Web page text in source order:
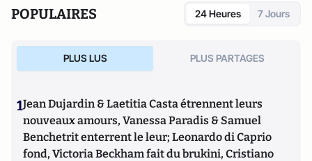
POPULAIRES 24 Heures 7 Jours
PLUS LUS PLUS PARTAGES
1Jean Dujardin & Laetitia Casta étrennent leurs
nouveaux amours, Vanessa Paradis & Samuel
Benchetrit enterrent le leur; Leonardo di Caprio
fond, Victoria Beckham fait du brukini, Cristiano